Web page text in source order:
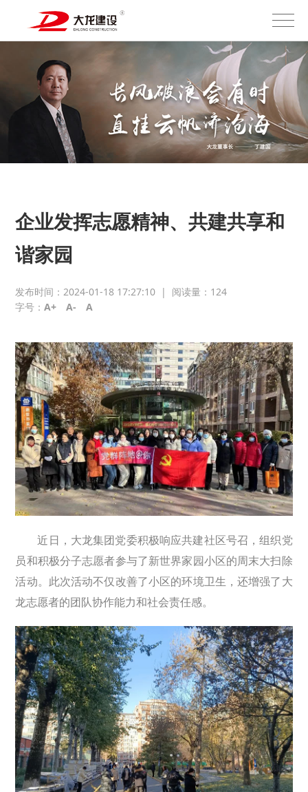
企业发挥志愿精神、共建共享和
谐家园
发布时间：2024-01-18 17:27:10 | 阅读量： 124
字号：A+ A- A
近日，大龙集团党委积极响应共建社区号召，组织党
员和积极分子志愿者参与了新世界家园小区的周末大扫除
活动。此次活动不仅改善了小区的环境卫生，还增强了大
龙志愿者的团队协作能力和社会责任感。